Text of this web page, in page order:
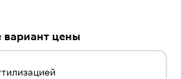
вариант цены